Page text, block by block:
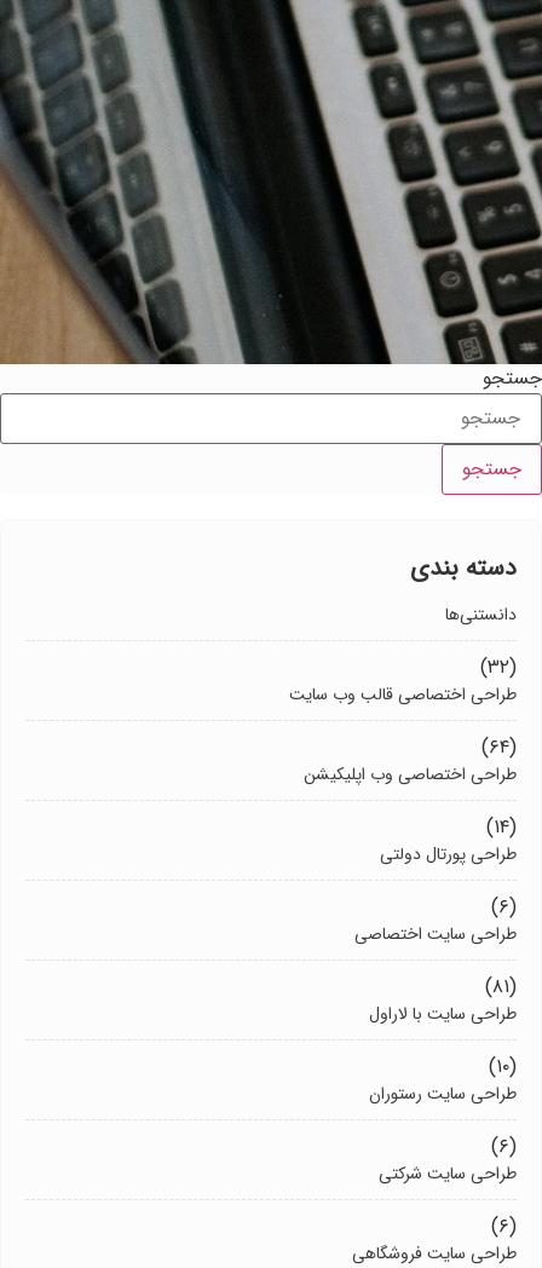
جستجو
جستجو
دسته بندی
دانستنی‌ها
(۳۲)
طراحی اختصاصی قالب وب سایت
(۶۴)
طراحی اختصاصی وب اپلیکیشن
(۱۴)
طراحی پورتال دولتی
(۶)
طراحی سایت اختصاصی
(۸۱)
طراحی سایت با لاراول
(۱۰)
طراحی سایت رستوران
(۶)
طراحی سایت شرکتی
(۶)
طراحی سایت فروشگاهی